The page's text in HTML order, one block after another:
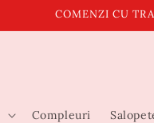
COMENZI CU
Compleuri